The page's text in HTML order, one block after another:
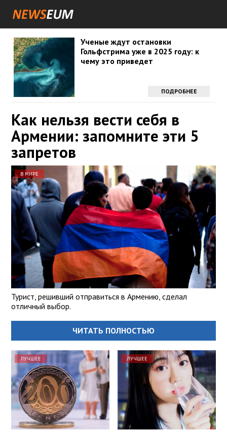
Ученые ждут остановки
Гольфстрима уже в 2025 году: к
чему это приведет
ПОДРОБНЕЕ
Как нельзя вести себя в
Армении: запомните эти 5
запретов
В МИРЕ
Турист, решивший отправиться в Армению, сделал
отличный выбор.
ЧИТАТЬ ПОЛНОСТЬЮ
ЛУЧШЕЕ ЛУЧШЕЕ